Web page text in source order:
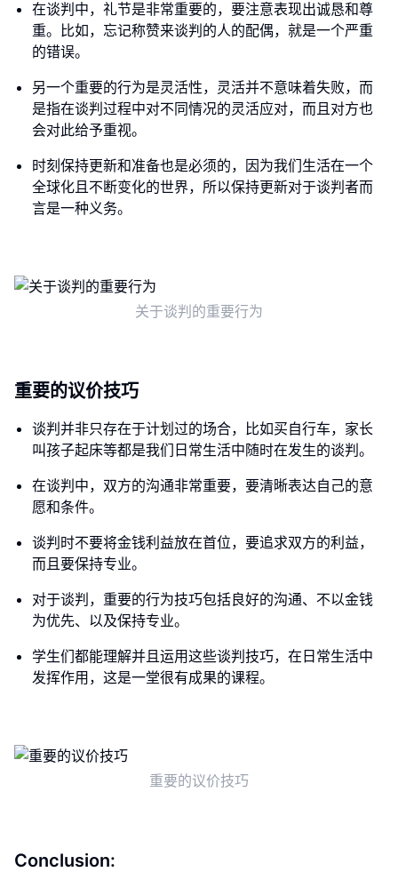
在谈判中，礼节是非常重要的，要注意表现出诚恳和尊
重。比如，忘记称赞来谈判的人的配偶，就是一个严重
的错误。
另一个重要的行为是灵活性，灵活并不意味着失败，而
是指在谈判过程中对不同情况的灵活应对，而且对方也
会对此给予重视。
时刻保持更新和准备也是必须的，因为我们生活在一个
全球化且不断变化的世界，所以保持更新对于谈判者而
言是一种义务。
关于谈判的重要行为
重要的议价技巧
谈判并非只存在于计划过的场合，比如买自行车，家长
叫孩子起床等都是我们日常生活中随时在发生的谈判。
在谈判中，双方的沟通非常重要，要清晰表达自己的意
愿和条件。
谈判时不要将金钱利益放在首位，要追求双方的利益，
而且要保持专业。
对于谈判，重要的行为技巧包括良好的沟通、不以金钱
为优先、以及保持专业。
学生们都能理解并且运用这些谈判技巧，在日常生活中
发挥作用，这是一堂很有成果的课程。
重要的议价技巧
Conclusion: